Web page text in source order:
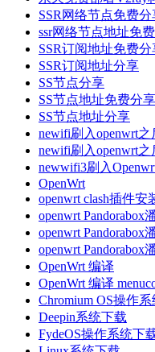
SSR网络节点免费分
ssr网络节点地址免
SSR订阅地址免费分
SSR订阅地址分享
SS节点分享
SS节点地址免费分享
SS节点地址分享
newifi刷入openwrt
newifi刷入openwrt之
newwifi3刷入
OpenWrt
openwrt clash插件安
openwrt Pandorabox
openwrt Pandorabox
openwrt
OpenWrt 编译
OpenWrt 编译
Chromium OS操作
Deepin系统下载
FydeOS操作系统下